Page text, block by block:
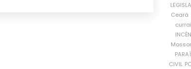
Ceará
CIVIL